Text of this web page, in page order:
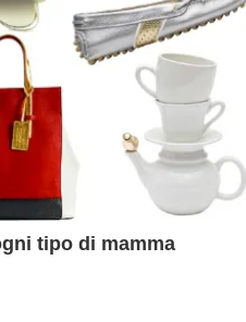
tipo di mamma